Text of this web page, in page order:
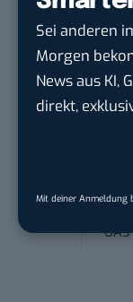
Sei anderen
Morgen
News aus KI,
direkt,
Mit deiner Anmeldung
(m/
Dr.
OAS